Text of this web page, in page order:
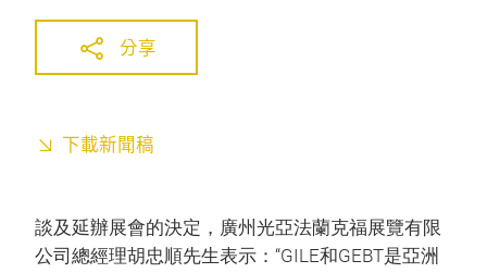
分享
下載新聞稿
談及延辦展會的決定，廣州光亞法蘭克福展覽有限
公司總經理胡忠順先生表示：“GILE和GEBT是亞洲